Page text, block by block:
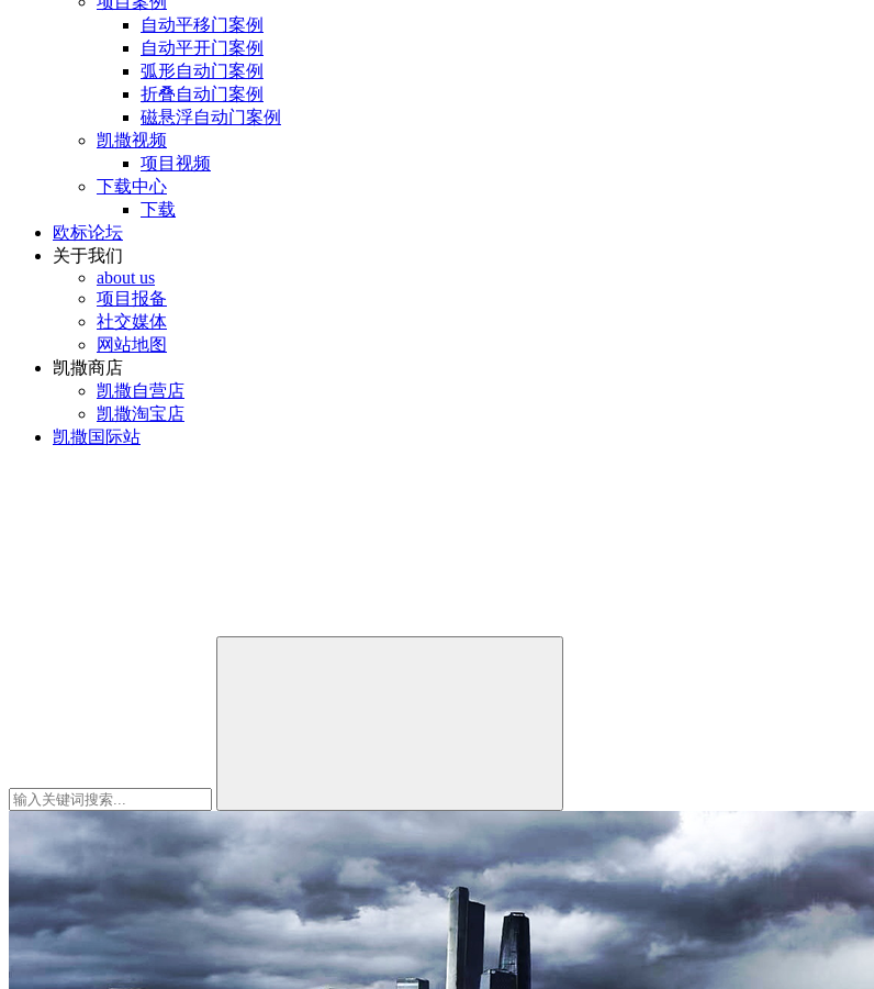
自动平移门案例
自动平开门案例
弧形自动门案例
折叠自动门案例
磁悬浮自动门案例
凯撒视频
项目视频
下载中心
下载
欧标论坛
关于我们
about us
项目报备
社交媒体
网站地图
凯撒商店
凯撒自营店
凯撒淘宝店
凯撒国际站